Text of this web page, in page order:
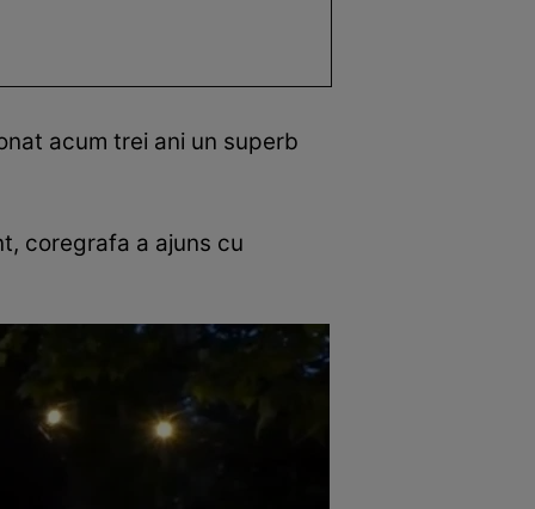
acum trei ani un superb
coregrafa a ajuns cu